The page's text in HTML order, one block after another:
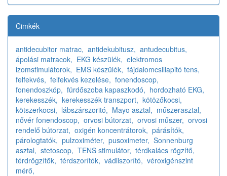
Cimkék
antidecubitor matrac, antidekubitusz, antudecubitus,
ápolási matracok, EKG készülék, elektromos
izomstimulátorok, EMS készülék, fájdalomcsillapitó tens,
felfekvés, felfekvés kezelése, fonendoscop,
fonendoszkóp, fürdőszoba kapaszkodó, hordozható EKG,
kerekesszék, kerekesszék transzport, kötözőkocsi,
kötszerkocsi, lábszárszoritó, Mayo asztal, műszerasztal,
nővér fonendoscop, orvosi bútorzat, orvosi műszer, orvosi
rendelő bútorzat, oxigén koncentrátorok, párásítók,
párologtatók, pulzoximéter, pusoximeter, Sonnenburg
asztal, stetoscop, TENS stimulátor, térdkalács rögzítő,
térdrögzítők, térdszorítók, vádliszorító, véroxigénszint
mérő,